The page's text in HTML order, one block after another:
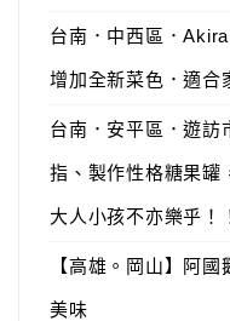
台南．中西區．
增加全新菜色．適合
台南．安平區．遊訪
指、製作性格糖果罐
大人小孩不亦樂乎！
【高雄。岡山】阿
美味